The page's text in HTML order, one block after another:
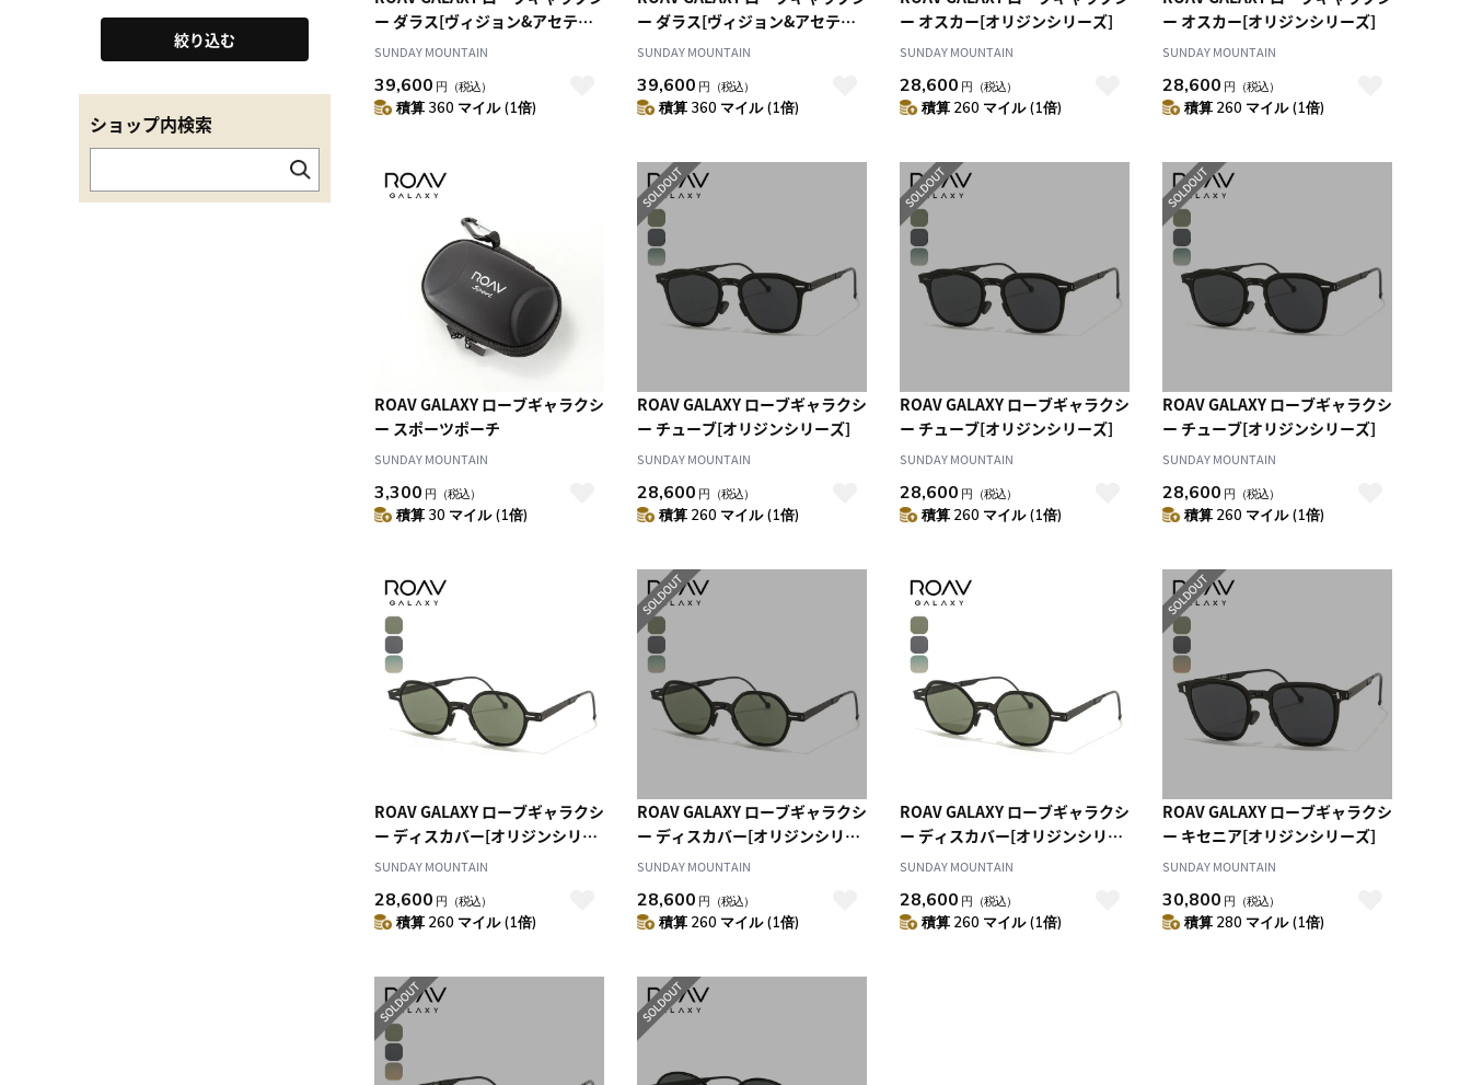
絞り込む
ショップ内検索
ー ダラス[ヴィジョン&アセテー
トシリーズ]
SUNDAY MOUNTAIN
39,600 円 （税込）
積算 360 マイル (1倍)
ー ダラス[ヴィジョン&アセテー
トシリーズ]
SUNDAY MOUNTAIN
39,600 円 （税込）
積算 360 マイル (1倍)
ー オスカー[オリジンシリーズ]
SUNDAY MOUNTAIN
28,600 円 （税込）
積算 260 マイル (1倍)
ー オスカー[オリジンシリーズ]
SUNDAY MOUNTAIN
28,600 円 （税込）
積算 260 マイル (1倍)
ROAV GALAXY ローブギャラクシ
ー スポーツポーチ
SUNDAY MOUNTAIN
3,300 円 （税込）
積算 30 マイル (1倍)
ROAV GALAXY ローブギャラクシ
ー チューブ[オリジンシリーズ]
SUNDAY MOUNTAIN
28,600 円 （税込）
積算 260 マイル (1倍)
ROAV GALAXY ローブギャラクシ
ー チューブ[オリジンシリーズ]
SUNDAY MOUNTAIN
28,600 円 （税込）
積算 260 マイル (1倍)
ROAV GALAXY ローブギャラクシ
ー チューブ[オリジンシリーズ]
SUNDAY MOUNTAIN
28,600 円 （税込）
積算 260 マイル (1倍)
ROAV GALAXY ローブギャラクシ
ー ディスカバー[オリジンシリー
ズ]
SUNDAY MOUNTAIN
28,600 円 （税込）
積算 260 マイル (1倍)
ROAV GALAXY ローブギャラクシ
ー ディスカバー[オリジンシリー
ズ]
SUNDAY MOUNTAIN
28,600 円 （税込）
積算 260 マイル (1倍)
ROAV GALAXY ローブギャラクシ
ー ディスカバー[オリジンシリー
ズ]
SUNDAY MOUNTAIN
28,600 円 （税込）
積算 260 マイル (1倍)
ROAV GALAXY ローブギャラクシ
ー キセニア[オリジンシリーズ]
SUNDAY MOUNTAIN
30,800 円 （税込）
積算 280 マイル (1倍)